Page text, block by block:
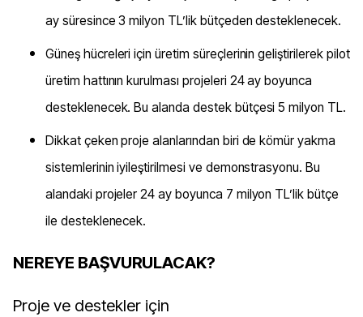
ay süresince 3 milyon TL’lik bütçeden desteklenecek.
Güneş hücreleri için üretim süreçlerinin geliştirilerek pilot
üretim hattının kurulması projeleri 24 ay boyunca
desteklenecek. Bu alanda destek bütçesi5 milyon TL.
Dikkat çeken proje alanlarından biri de kömür yakma
sistemlerinin iyileştirilmesi ve demonstrasyonu. Bu
alandaki projeler 24 ay boyunca 7 milyon TL’lik bütçe
ile desteklenecek.
NEREYE BAŞVURULACAK?
Proje ve destekler için